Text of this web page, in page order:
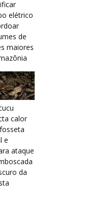
elétrico
de
maiores
calor
e
ataque
da